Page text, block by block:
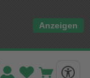
Anzeigen